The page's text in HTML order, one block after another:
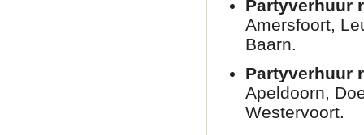
Partyverhuur
Amersfoort,
Baarn.
Partyverhuur
Apeldoorn,
Westervoort.